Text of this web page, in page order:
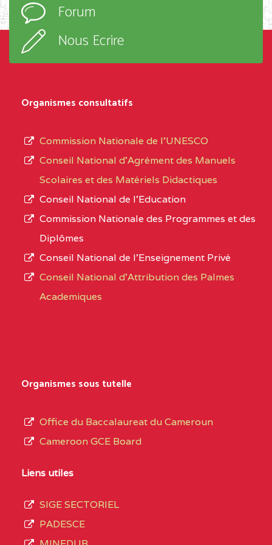
D'ENSEIGNEMENT
PROFESSIONNEL
(CEGEP) STE FOI BP
:4740 YAOUNDE
CENTRE
COLLEGE PANAFRICAIN
DE L'EXCELLENCE BP
CENTRE
COLLEGE PRIVE
CENTRE
COLLEGE PRIVE LAIC
SAINT MICHEL
CENTRE
d’enseignement,
type
L’offre
d’éducation
de
du
de
septembre
Forum
Nous Ecrire
Organismes consultatifs
Commission Nationale de l’UNESCO
Conseil National d’Agrément des Manuels
Scolaires et des Matériels Didactiques
Conseil National de l’Education
Commission Nationale des Programmes et des
Diplômes
Conseil National de l’Enseignement Privé
Conseil National d'Attribution des Palmes
Academiques
Organismes sous tutelle
Office du Baccalaureat du Cameroun
Cameroon GCE Board
Liens utiles
SIGE SECTORIEL
PADESCE